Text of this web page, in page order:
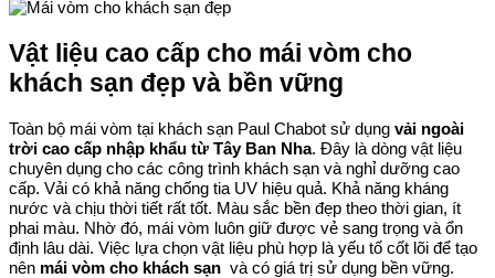
Vật liệu cao cấp cho mái vòm cho
khách sạn đẹp và bền vững
Toàn bộ mái vòm tại khách sạn Paul Chabot sử dụng vải ngoài
trời cao cấp nhập khẩu từ Tây Ban Nha. Đây là dòng vật liệu
chuyên dụng cho các công trình khách sạn và nghỉ dưỡng cao
cấp. Vải có khả năng chống tia UV hiệu quả. Khả năng kháng
nước và chịu thời tiết rất tốt. Màu sắc bền đẹp theo thời gian, ít
phai màu. Nhờ đó, mái vòm luôn giữ được vẻ sang trọng và ổn
định lâu dài. Việc lựa chọn vật liệu phù hợp là yếu tố cốt lõi để tạo
nên mái vòm cho khách sạn và có giá trị sử dụng bền vững.